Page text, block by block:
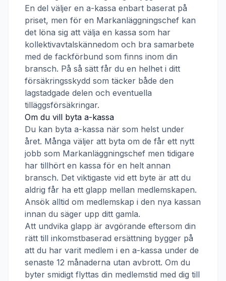
En del väljer en a-kassa enbart baserat på
priset, men för en Markanläggningschef kan
det löna sig att välja en kassa som har
kollektivavtalskännedom och bra samarbete
med de fackförbund som finns inom din
bransch. På så sätt får du en helhet i ditt
försäkringsskydd som täcker både den
lagstadgade delen och eventuella
tilläggsförsäkringar.
Om du vill byta a-kassa
Du kan byta a-kassa när som helst under
året. Många väljer att byta om de får ett nytt
jobb som Markanläggningschef men tidigare
har tillhört en kassa för en helt annan
bransch. Det viktigaste vid ett byte är att du
aldrig får ha ett glapp mellan medlemskapen.
Ansök alltid om medlemskap i den nya kassan
innan du säger upp ditt gamla.
Att undvika glapp är avgörande eftersom din
rätt till inkomstbaserad ersättning bygger på
att du har varit medlem i en a-kassa under de
senaste 12 månaderna utan avbrott. Om du
byter smidigt flyttas din medlemstid med dig till